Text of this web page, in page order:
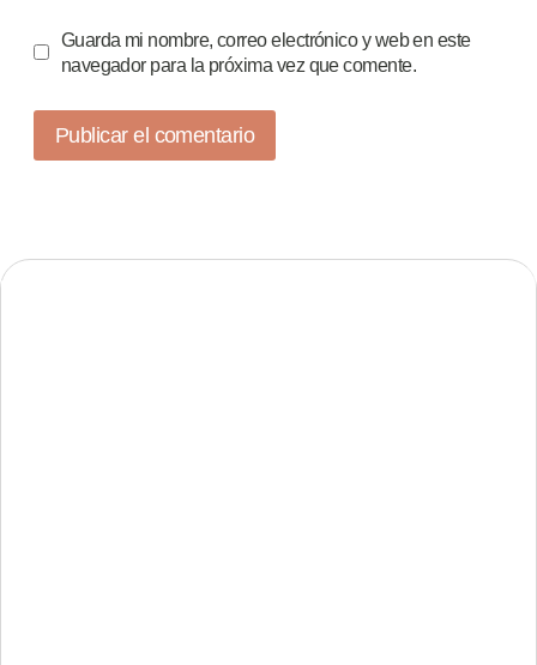
Guarda mi nombre, correo electrónico y web en este
navegador para la próxima vez que comente.